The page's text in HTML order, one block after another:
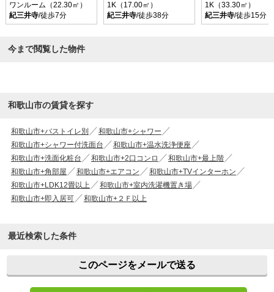
ワンルーム（22.30㎡）
紀三井寺/徒歩7分
1K（17.00㎡）
紀三井寺/徒歩38分
1K（33.30㎡）
紀三井寺/徒歩15分
今まで閲覧した物件
和歌山市の賃貸を探す
和歌山市+バストイレ別
和歌山市+シャワー
和歌山市+シャワー付洗面台
和歌山市+温水洗浄便座
和歌山市+洗面化粧台
和歌山市+2口コンロ
和歌山市+最上階
和歌山市+角部屋
和歌山市+エアコン
和歌山市+TVインターホン
和歌山市+LDK12畳以上
和歌山市+室内洗濯機置き場
和歌山市+即入居可
和歌山市+２Ｆ以上
最近検索した条件
このページをメールで送る